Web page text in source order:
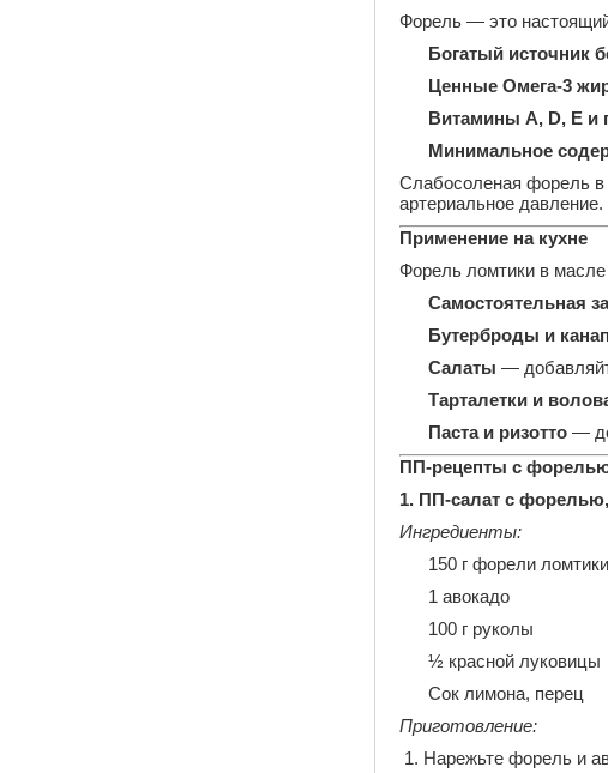
Форель — это
Богатый источник
Ценные Омега-3
Витамины A, D, E и
Минимальное
Слабосоленая форель в
артериальное давление.
Применение на кухне
Форель ломтики в
Самостоятельная
Бутерброды и
Салаты —
Тарталетки и
Паста и ризотто —
ПП-рецепты с
1. ПП-салат с
Ингредиенты:
150 г форели
1 авокадо
100 г руколы
½ красной луковицы
Сок лимона, перец
Приготовление:
Нарежьте форель и